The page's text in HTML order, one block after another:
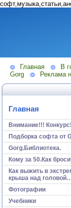
Главная
В
Gorg
Реклама
Главная
Внимание!!!
Подборка софта от
Gorg.Библиотека.
Кому за 50.Как
Как выжить в
крыша над
Фотографии
Учебники